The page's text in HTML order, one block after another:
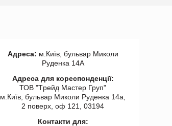
Адреса: м.Київ, бульвар Миколи
Руденка 14А
Адреса для кореспонденції:
ТОВ "Tрейд Мастер Груп"
м.Київ, бульвар Миколи Руденка 14а,
2 поверх, оф 121, 03194
Контакти для: